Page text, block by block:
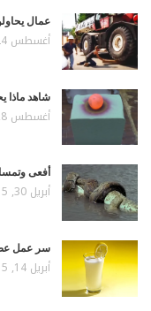
عمال
أغسطس 24, 2015
شاهد ماذا
أغسطس 8, 2015
أفعى
أبريل 30, 2015
سر عمل
أبريل 14, 2015